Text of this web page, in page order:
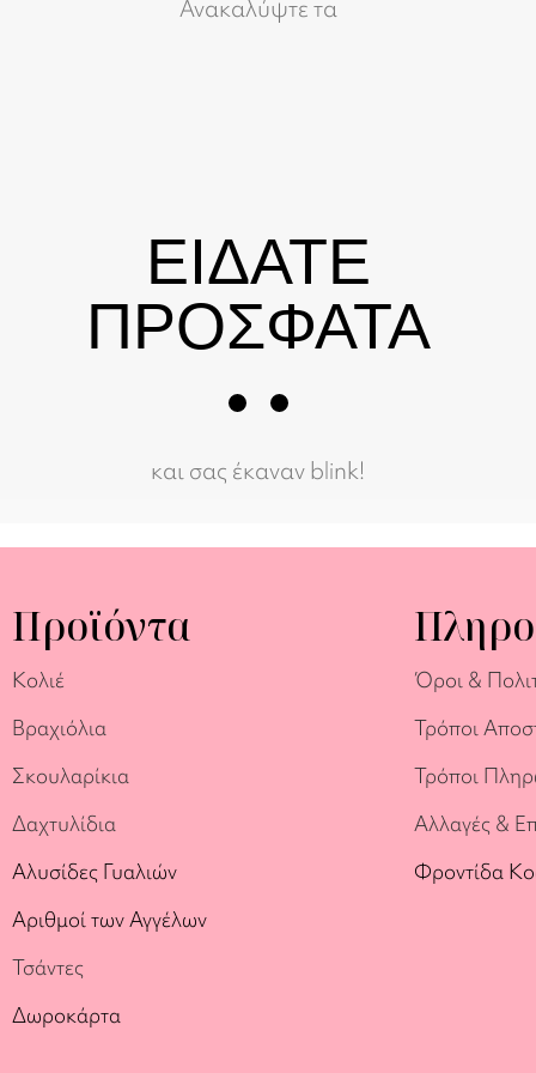
Ανακαλύψτε τα
ΕΙΔΑΤΕ
ΠΡΟΣΦΑΤΑ
και σας έκαναν blink!
Προϊόντα
Κολιέ
Βραχιόλια
Σκουλαρίκια
Δαχτυλίδια
Αλυσίδες Γυαλιών
Αριθμοί των Αγγέλων
Τσάντες
Δωροκάρτα
Όροι &
Τρόποι
Τρόποι
Αλλαγές &
Φροντίδα